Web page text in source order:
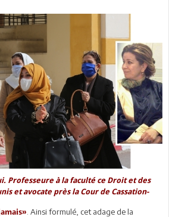
Professeure à la faculté ce Droit et des
et avocate près la Cour de Cassation-
. Ainsi formulé, cet adage de la